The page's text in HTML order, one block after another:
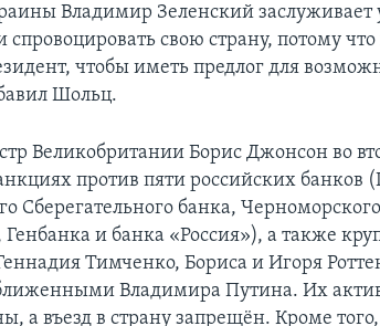
Владимир Зеленский заслуживает
спровоцировать свою страну, потому
чтобы иметь предлог для
Шольц.
Великобритании Борис Джонсон во
против пяти российских банков
Сберегательного банка,
Генбанка и банка «Россия»), а также
Тимченко, Бориса и Игоря
Владимира Путина. Их
а въезд в страну запрещён. Кроме